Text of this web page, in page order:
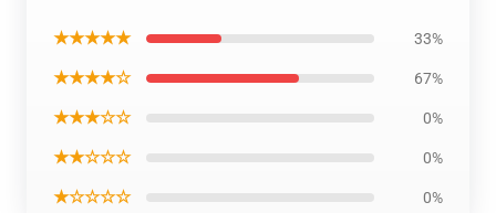
★★★★★ 33%
★★★★☆ 67%
★★★☆☆ 0%
★★☆☆☆ 0%
★☆☆☆☆ 0%